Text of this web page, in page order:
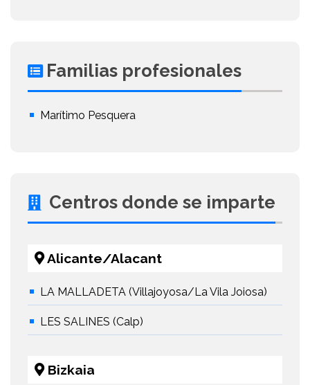
Familias profesionales
Marítimo Pesquera
Centros donde se imparte
Alicante/Alacant
LA MALLADETA (Villajoyosa/La Vila Joiosa)
LES SALINES (Calp)
Bizkaia